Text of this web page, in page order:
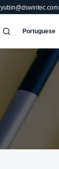
yubin@dswintec.com
Portuguese